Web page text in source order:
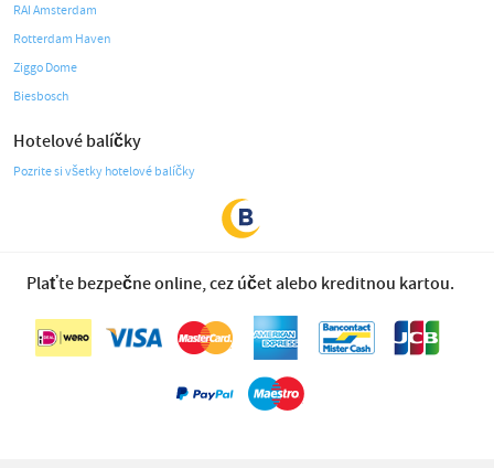
RAI Amsterdam
Rotterdam Haven
Ziggo Dome
Biesbosch
Hotelové balíčky
Pozrite si všetky hotelové balíčky
Plaťte bezpečne online, cez účet alebo kreditnou kartou.